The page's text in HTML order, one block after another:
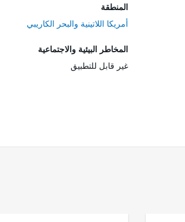
المنطقة
أمريكا اللاتينية والبحر الكاريبي
المخاطر البيئية والاجتماعية
غير قابل للتطبيق